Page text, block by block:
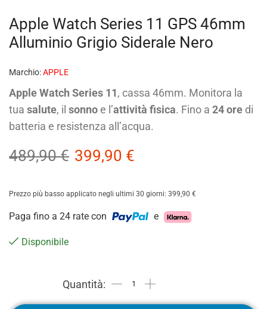
Apple Watch Series 11 GPS 46mm
Alluminio Grigio Siderale Nero
Marchio:APPLE
Apple Watch Series 11, cassa 46mm. Monitora la
tua salute, il sonno e l’attività fisica. Fino a 24 ore di
batteria e resistenza all’acqua.
489,90€ 399,90 €
Prezzo più basso applicato negli ultimi 30 giorni: 399,90 €
Paga fino a 24 rate con e
Disponibile